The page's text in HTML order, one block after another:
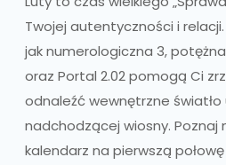
Twojej autentyczności i
jak numerologiczna 3, potężna
oraz Portal 2.02 pomogą Ci
odnaleźć wewnętrzne światło
nadchodzącej wiosny. Poznaj
kalendarz na pierwszą